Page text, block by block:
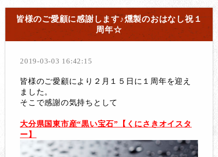
皆様のご愛顧に感謝します♪燻製のおはなし祝１
周年☆
2019-03-03 16:42:15
皆様のご愛顧により２月１５日に１周年を迎え
ました。
そこで感謝の気持ちとして
大分県国東市産“黒い宝石”【くにさきオイスタ
ー】